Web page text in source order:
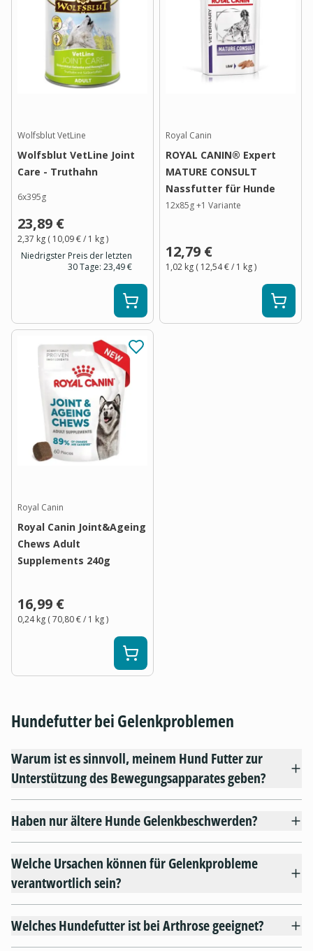
Wolfsblut VetLine
Wolfsblut VetLine Joint
Care - Truthahn
6x395g
23,89 €
2,37 kg ( 10,09 €/ 1 kg)
Niedrigster Preis der letzten
30 Tage: 23,49 €
Royal Canin
ROYAL CANIN® Expert
MATURE CONSULT
Nassfutter für Hunde
12x85g+1 Variante
12,79 €
1,02 kg ( 12,54 €/ 1 kg)
Royal Canin
Royal Canin Joint&Ageing
Chews Adult
Supplements 240g
16,99 €
0,24 kg (70,80 €/ 1 kg)
Hundefutter bei Gelenkproblemen
Warum ist es sinnvoll, meinem Hund Futter zur
Unterstützung des Bewegungsapparates geben?
Haben nur ältere Hunde Gelenkbeschwerden?
Welche Ursachen können für Gelenkprobleme
verantwortlich sein?
Welches Hundefutter ist bei Arthrose geeignet?